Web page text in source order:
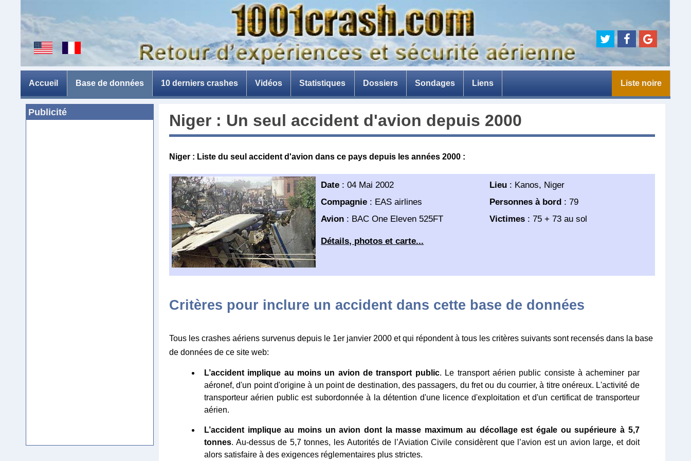
Accueil Base de données 10 derniers crashes Vidéos Statistiques Dossiers
La peur de l'avion
La menace des drones
Les briseurs de barrages
Sondages Liens Liste noire
Publicité Niger: Un seul accident d'avion depuis 2000
Niger : Liste du seul accident d'avion dans ce pays depuis les années 2000 :
Date :04 Mai 2002
Compagnie : EAS airlines
Avion : BAC One Eleven 525FT
Détails, photos et carte...
Lieu : Kanos, Niger
Personnes à bord : 79
Victimes : 75 + 73 au sol
Critères pour inclure un accident dans cette base de données
Tous les crashes aériens survenus depuis le 1er janvier 2000 et qui répondent à tous les critères suivants sont recensés dans la base
de données de ce site web:
L’accident implique au moins un avion de transport public. Le transport aérien public consiste à acheminer par
aéronef, d'un point d'origine à un point de destination, des passagers, du fret ou du courrier, à titre onéreux. L'activité de
transporteur aérien public est subordonnée à la détention d'une licence d'exploitation et d'un certificat de transporteur
aérien.
L’accident implique au moins un avion dont la masse maximum au décollage est égale ou supérieure à 5,7
tonnes. Au-dessus de 5,7 tonnes, les Autorités de l’Aviation Civile considèrent que l’avion est un avion large, et doit
alors satisfaire à des exigences réglementaires plus strictes.